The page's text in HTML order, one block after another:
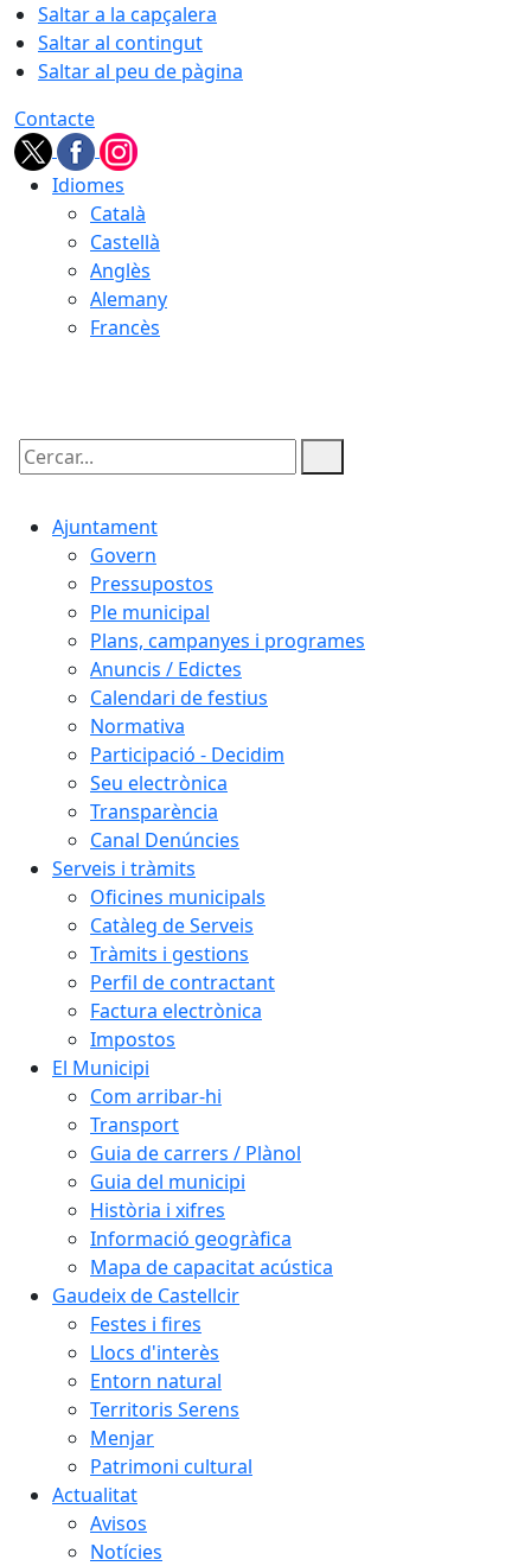
Saltar a la capçalera
Saltar al contingut
Saltar al peu de pàgina
Contacte
Idiomes
Català
Castellà
Anglès
Alemany
Francès
Cercar:
Ajuntament
Govern
Pressupostos
Ple municipal
Plans, campanyes i programes
Anuncis / Edictes
Calendari de festius
Normativa
Participació - Decidim
Seu electrònica
Transparència
Canal Denúncies
Serveis i tràmits
Oficines municipals
Catàleg de Serveis
Tràmits i gestions
Perfil de contractant
Factura electrònica
Impostos
El Municipi
Com arribar-hi
Transport
Guia de carrers / Plànol
Guia del municipi
Història i xifres
Informació geogràfica
Mapa de capacitat acústica
Gaudeix de Castellcir
Festes i fires
Llocs d'interès
Entorn natural
Territoris Serens
Menjar
Patrimoni cultural
Actualitat
Avisos
Notícies